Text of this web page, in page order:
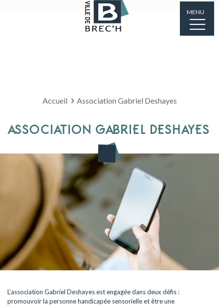
MENU
Accueil Association Gabriel Deshayes
ASSOCIATION GABRIEL DESHAYES
L’association Gabriel Deshayes est engagée dans deux défis :
promouvoir la personne handicapée sensorielle et être une